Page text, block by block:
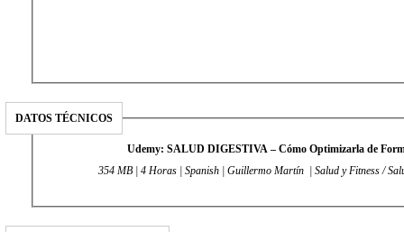
DATOS TÉCNICOS
Udemy: SALUD DIGESTIVA – Cómo Optimizarla de
354 MB | 4 Horas | Spanish | Guillermo Martín | Salud y Fitness /